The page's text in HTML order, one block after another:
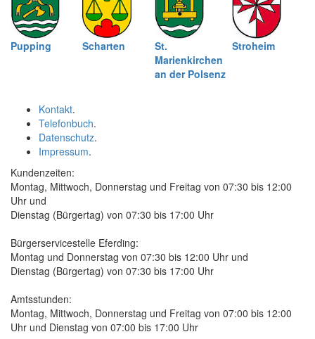
Pupping Scharten
St.
Marienkirchen
an der Polsenz
Stroheim
Kontakt.
Telefonbuch.
Datenschutz.
Impressum.
Kundenzeiten:
Montag, Mittwoch, Donnerstag und Freitag von 07:30 bis 12:00
Uhr und
Dienstag (Bürgertag) von 07:30 bis 17:00 Uhr
Bürgerservicestelle Eferding:
Montag und Donnerstag von 07:30 bis 12:00 Uhr und
Dienstag (Bürgertag) von 07:30 bis 17:00 Uhr
Amtsstunden:
Montag, Mittwoch, Donnerstag und Freitag von 07:00 bis 12:00
Uhr und Dienstag von 07:00 bis 17:00 Uhr